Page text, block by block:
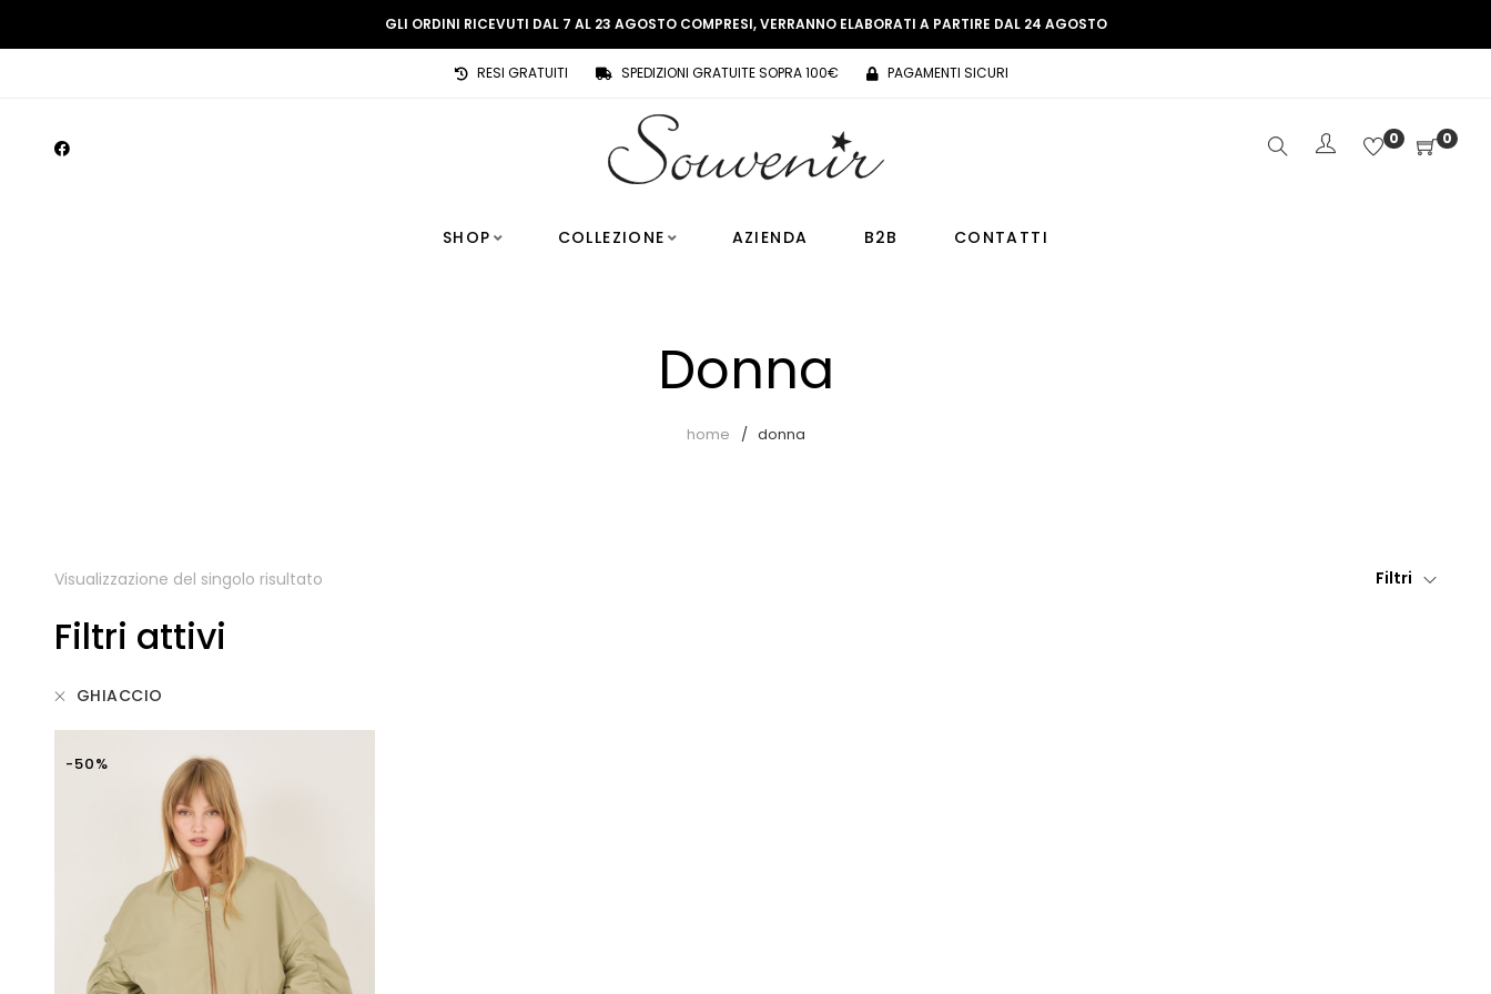
GLI ORDINI RICEVUTI DAL 7 AL 23 AGOSTO COMPRESI, VERRANNO ELABORATI A PARTIRE DAL 24 AGOSTO
RESI GRATUITI SPEDIZIONI GRATUITE SOPRA 100€ PAGAMENTI SICURI
0 0
SHOP COLLEZIONE AZIENDA B2B CONTATTI
Donna
home donna
Visualizzazione del singolo risultato Filtri
Filtri attivi
GHIACCIO
-50%